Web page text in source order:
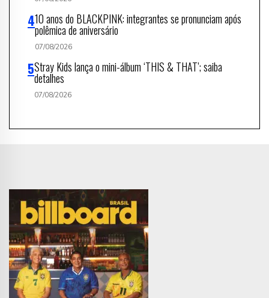
10 anos do BLACKPINK: integrantes se pronunciam após
polêmica de aniversário
07/08/2026
Stray Kids lança o mini-álbum ‘THIS & THAT’; saiba
detalhes
07/08/2026